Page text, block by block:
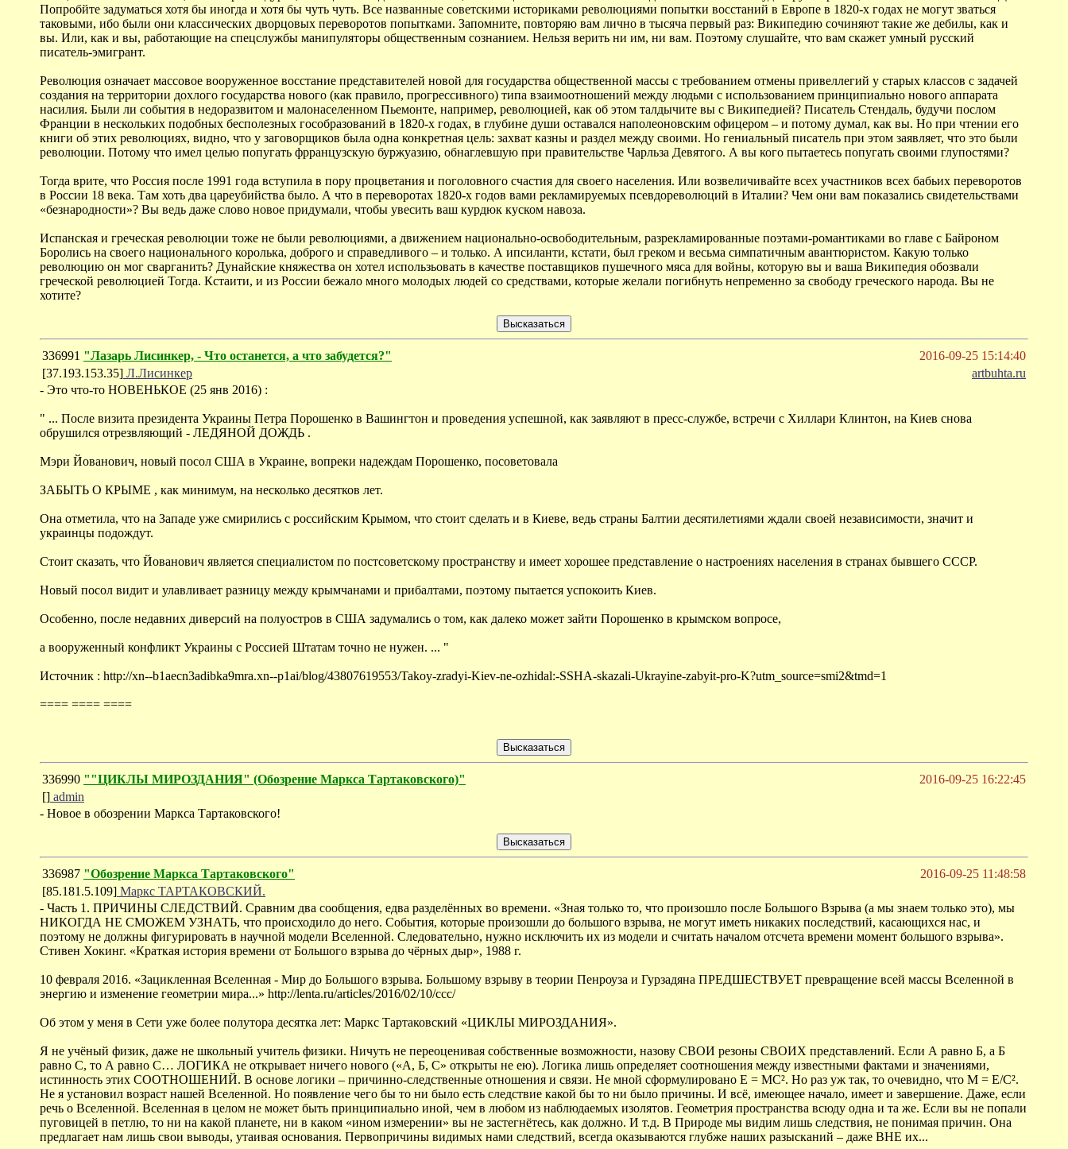
Попробйте задуматься хотя бы иногда и хотя бы чуть чуть. Все названные советскими историками революциями попытки восстаний в Европе в 1820-х годах не могут зваться
таковыми, ибо были они классических дворцовых переворотов попытками. Запомните, повторяю вам лично в тысяча первый раз: Википедию сочиняют такие же дебилы, как и
вы. Или, как и вы, работающие на спецслужбы манипуляторы общественным сознанием. Нельзя верить ни им, ни вам. Поэтому слушайте, что вам скажет умный русский
писатель-эмигрант.
Революция означает массовое вооруженное восстание представителей новой для государства общественной массы с требованием отмены привеллегий у старых классов с задачей
создания на территории дохлого государства нового (как правило, прогрессивного) типа взаимоотношений между людьми с использованием принципиально нового аппарата
насилия. Были ли события в недоразвитом и малонаселенном Пьемонте, например, революцией, как об этом талдычите вы с Википедией? Писатель Стендаль, будучи послом
Франции в нескольких подобных бесполезных гособразований в 1820-х годах, в глубине души оставался наполеоновским офицером – и потому думал, как вы. Но при чтении его
книги об этих революциях, видно, что у заговорщиков была одна конкретная цель: захват казны и раздел между своими. Но гениальный писатель при этом заявляет, что это были
революции. Потому что имел целью попугать фрранцузскую буржуазию, обнаглевшую при правительстве Чарльза Девятого. А вы кого пытаетесь попугать своими глупостями?
Тогда врите, что Россия после 1991 года вступила в пору процветания и поголовного счастия для своего населения. Или возвеличивайте всех участников всех бабьих переворотов
в России 18 века. Там хоть два цареубийства было. А что в переворотах 1820-х годов вами рекламируемых псевдореволюций в Италии? Чем они вам показались свидетельствами
«безнародности»? Вы ведь даже слово новое придумали, чтобы увесить ваш курдюк куском навоза.
Испанская и греческая революции тоже не были революциями, а движением национально-освободительным, разрекламированные поэтами-романтиками во главе с Байроном
Боролись на своего национального королька, доброго и справедливого – и только. А ипсиланти, кстати, был греком и весьма симпатичным авантюристом. Какую только
революцию он мог сварганить? Дунайские княжества он хотел использьовать в качестве поставщиков пушечного мяса для войны, которую вы и ваша Википедия обозвали
греческой революцией Тогда. Кстаити, и из России бежало много молодых людей со средствами, которые желали погибнуть непременно за свободу греческого народа. Вы не
хотите?
336991 "Лазарь Лисинкер, - Что останется, а что забудется?"
2016-09-25 15:14:40
[37.193.153.35] Л.Лисинкер
artbuhta.ru
- Это что-то НОВЕНЬКОЕ (25 янв 2016) :
" ... После визита президента Украины Петра Порошенко в Вашингтон и проведения успешной, как заявляют в пресс-службе, встречи с Хиллари Клинтон, на Киев снова
обрушился отрезвляющий - ЛЕДЯНОЙ ДОЖДЬ .
Мэри Йованович, новый посол США в Украине, вопреки надеждам Порошенко, посоветовала
ЗАБЫТЬ О КРЫМЕ , как минимум, на несколько десятков лет.
Она отметила, что на Западе уже смирились с российским Крымом, что стоит сделать и в Киеве, ведь страны Балтии десятилетиями ждали своей независимости, значит и
украинцы подождут.
Стоит сказать, что Йованович является специалистом по постсоветскому пространству и имеет хорошее представление о настроениях населения в странах бывшего СССР.
Новый посол видит и улавливает разницу между крымчанами и прибалтами, поэтому пытается успокоить Киев.
Особенно, после недавних диверсий на полуостров в США задумались о том, как далеко может зайти Порошенко в крымском вопросе,
а вооруженный конфликт Украины с Россией Штатам точно не нужен. ... "
Источник : http://xn--b1aecn3adibka9mra.xn--p1ai/blog/43807619553/Takoy-zradyi-Kiev-ne-ozhidal:-SSHA-skazali-Ukrayine-zabyit-pro-K?utm_source=smi2&tmd=1
==== ==== ====
336990 ""ЦИКЛЫ МИРОЗДАНИЯ" (Обозрение Маркса Тартаковского)"
2016-09-25 16:22:45
[] admin
- Новое в обозрении Маркса Тартаковского!
336987 "Обозрение Маркса Тартаковского"
2016-09-25 11:48:58
[85.181.5.109] Маркс ТАРТАКОВСКИЙ.
- Часть 1. ПРИЧИНЫ СЛЕДСТВИЙ. Сравним два сообщения, едва разделённых во времени. «Зная только то, что произошло после Большого Взрыва (а мы знаем только это), мы
НИКОГДА НЕ СМОЖЕМ УЗНАТЬ, что происходило до него. События, которые произошли до большого взрыва, не могут иметь никаких последствий, касающихся нас, и
поэтому не должны фигурировать в научной модели Вселенной. Следовательно, нужно исключить их из модели и считать началом отсчета времени момент большого взрыва».
Стивен Хокинг. «Краткая история времени от Большого взрыва до чёрных дыр», 1988 г.
10 февраля 2016. «Зацикленная Вселенная - Мир до Большого взрыва. Большому взрыву в теории Пенроуза и Гурзадяна ПРЕДШЕСТВУЕТ превращение всей массы Вселенной в
энергию и изменение геометрии мира...» http://lenta.ru/articles/2016/02/10/ccc/
Об этом у меня в Сети уже более полутора десятка лет: Маркс Тартаковский «ЦИКЛЫ МИРОЗДАНИЯ».
Я не учёный физик, даже не школьный учитель физики. Ничуть не переоценивая собственные возможности, назову СВОИ резоны СВОИХ представлений. Если А равно Б, а Б
равно С, то А равно С… ЛОГИКА не открывает ничего нового («А, Б, С» открыты не ею). Логика лишь определяет соотношения между известными фактами и значениями,
истинность этих СООТНОШЕНИЙ. В основе логики – причинно-следственные отношения и связи. Не мной сформулировано E = MC². Но раз уж так, то очевидно, что М = Е/C².
Не я установил возраст нашей Вселенной. Но появление чего бы то ни было есть следствие какой бы то ни было причины. И всё, имеющее начало, имеет и завершение. Даже, если
речь о Вселенной. Вселенная в целом не может быть принципиально иной, чем в любом из наблюдаемых изолятов. Геометрия пространства всюду одна и та же. Если вы не попали
пуговицей в петлю, то ни на какой планете, ни в каком «ином измерении» вы не застегнётесь, как должно. И т.д. В Природе мы видим лишь следствия, не понимая причин. Она
предлагает нам лишь свои выводы, утаивая основания. Первопричины видимых нами следствий, всегда оказываются глубже наших разысканий – даже ВНЕ их...